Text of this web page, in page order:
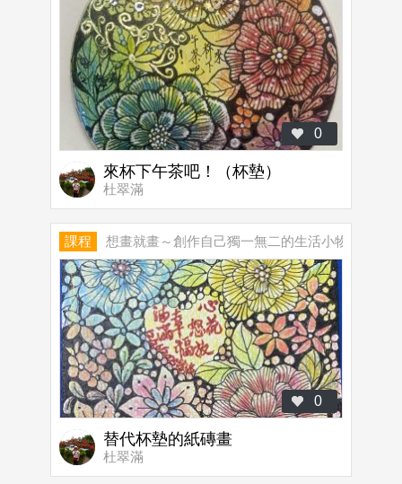
0
來杯下午茶吧！（杯墊）
杜翠滿
課程 想畫就畫～創作自己獨一無二的生活小物
0
替代杯墊的紙磚畫
杜翠滿